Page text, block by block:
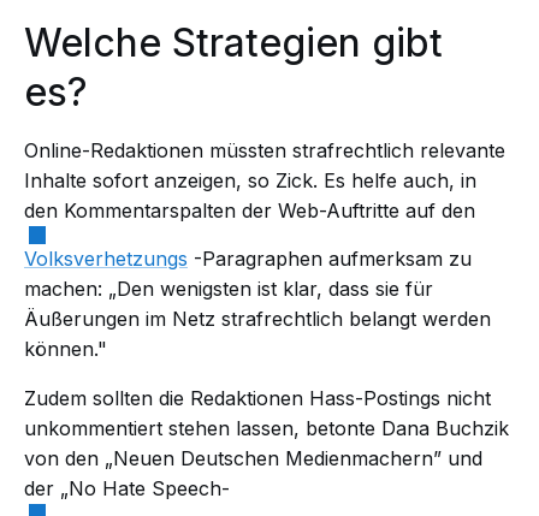
Welche Strategien gibt
es?
Online-Redaktionen müssten strafrechtlich relevante
Inhalte sofort anzeigen, so Zick. Es helfe auch, in
den Kommentarspalten der Web-Auftritte auf den
Volksverhetzungs -Paragraphen aufmerksam zu
machen: „Den wenigsten ist klar, dass sie für
Äußerungen im Netz strafrechtlich belangt werden
können."
Zudem sollten die Redaktionen Hass-Postings nicht
unkommentiert stehen lassen, betonte Dana Buchzik
von den „Neuen Deutschen Medienmachern” und
der „No Hate Speech-